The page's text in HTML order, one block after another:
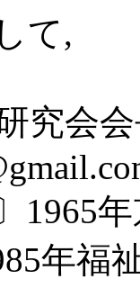
て,
究会
1965
年福